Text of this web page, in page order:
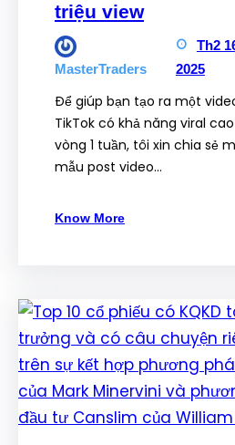
triệu view
MasterTraders
Th2
2025
Để giúp bạn tạo ra một
TikTok có khả năng viral
vòng 1 tuần, tôi xin chia sẻ
mẫu post video…
Know More